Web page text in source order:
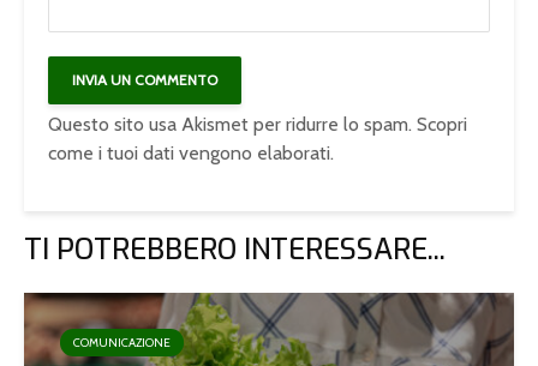
Questo sito usa Akismet per ridurre lo spam. Scopri
come i tuoi dati vengono elaborati.
TI POTREBBERO INTERESSARE...
COMUNICAZIONE